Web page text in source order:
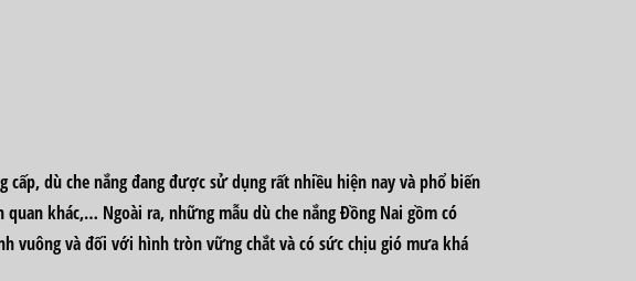
cấp, dù che nắng đang được sử dụng rất nhiều hiện nay và phổ biến
quan khác,… Ngoài ra, những mẫudù che nắng Đồng Nai gồm có
vuông và đối với hình tròn vững chắt và có sức chịu gió mưa khá